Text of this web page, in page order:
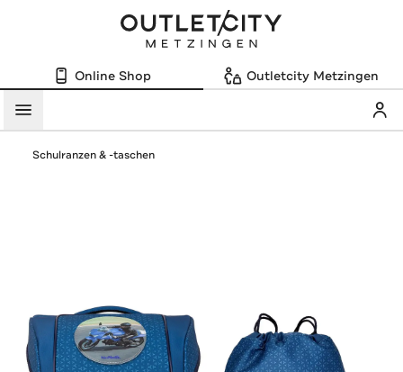
Online Shop Outletcity Metzingen
Menü
Schulranzen & -taschen